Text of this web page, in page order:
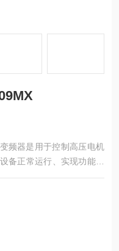
频器是用于控制高压电机
备正常运行、实现功能扩
件种类繁多，涵盖了功率